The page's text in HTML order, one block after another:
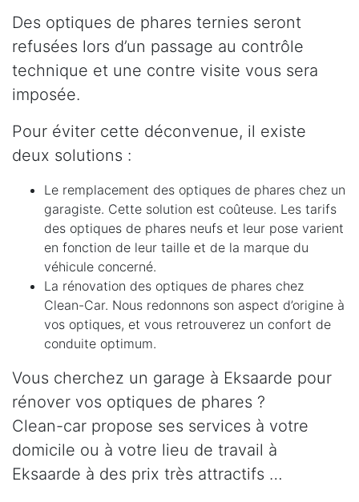
Des optiques de phares ternies seront
refusées lors d’un passage au contrôle
technique et une contre visite vous sera
imposée.
Pour éviter cette déconvenue, il existe
deux solutions :
Le remplacement des optiques de phares chez un
garagiste. Cette solution est coûteuse. Les tarifs
des optiques de phares neufs et leur pose varient
en fonction de leur taille et de la marque du
véhicule concerné.
La rénovation des optiques de phares chez
Clean-Car. Nous redonnons son aspect d’origine à
vos optiques, et vous retrouverez un confort de
conduite optimum.
Vous cherchez un garage à Eksaarde pour
rénover vos optiques de phares ?
Clean-car propose ses services à votre
domicile ou à votre lieu de travail à
Eksaarde à des prix très attractifs …